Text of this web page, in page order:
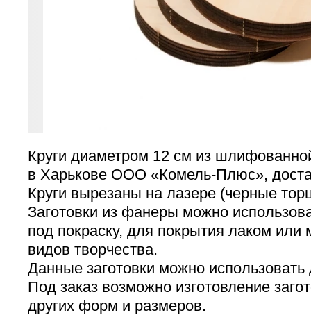
Круги диаметром 12 см из
в Харькове ООО «Комель-Плюс»,
Круги вырезаны на лазере (черные
Заготовки из фанеры можно
под покраску, для покрытия лаком или
видов творчества.
Данные заготовки можно
Под заказ возможно изготовление
других форм и размеров.